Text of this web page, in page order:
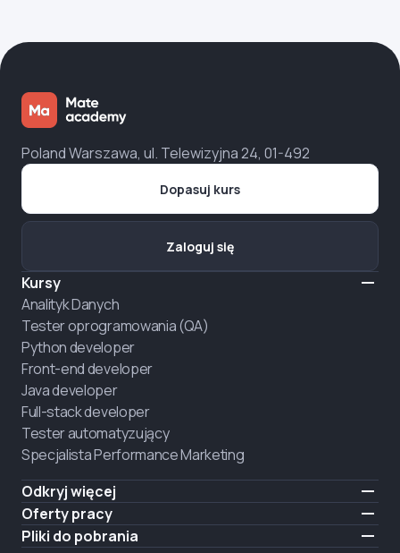
Poland Warszawa, ul. Telewizyjna 24, 01-492
Kursy
Analityk Danych
Tester oprogramowania (QA)
Python developer
Front-end developer
Java developer
Full-stack developer
Tester automatyzujący
Specjalista Performance Marketing
Odkryj więcej
Formaty nauczania
O nas
Oferty pracy
Zatrudnij absolwenta
Pliki do pobrania
Dopasuj kurs
Zaloguj się